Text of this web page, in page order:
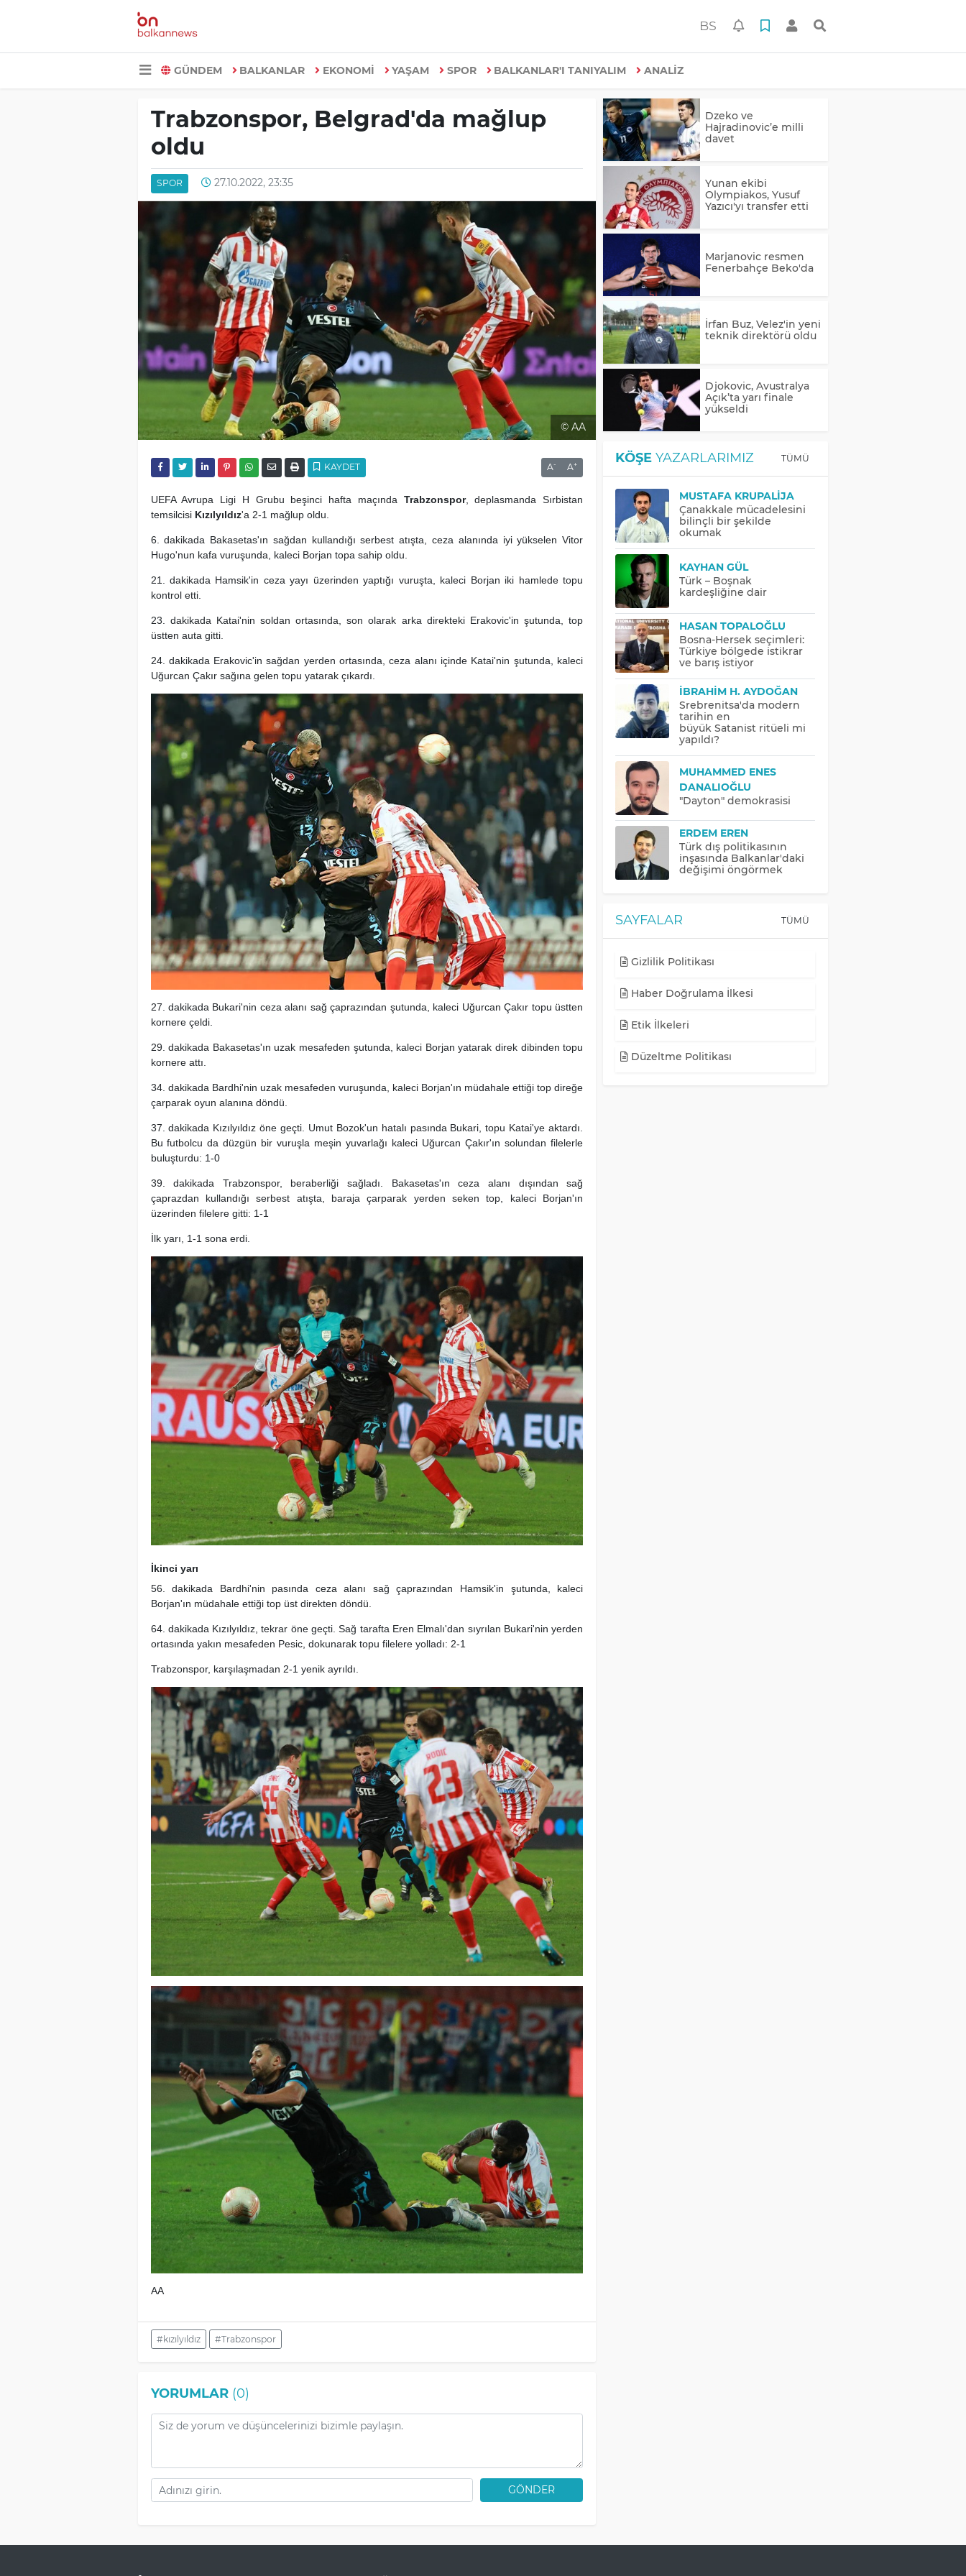
BS
GÜNDEM BALKANLAR EKONOMİ YAŞAM SPOR BALKANLAR'I TANIYALIM ANALİZ
Trabzonspor, Belgrad'da mağlup
oldu
SPOR 27.10.2022, 23:35
© AA
KAYDET A- A+
UEFA Avrupa Ligi H Grubu beşinci hafta maçında Trabzonspor, deplasmanda Sırbistan
temsilcisi Kızılyıldız'a 2-1 mağlup oldu.
6. dakikada Bakasetas'ın sağdan kullandığı serbest atışta, ceza alanında iyi yükselen Vitor
Hugo'nun kafa vuruşunda, kaleci Borjan topa sahip oldu.
21. dakikada Hamsik'in ceza yayı üzerinden yaptığı vuruşta, kaleci Borjan iki hamlede topu
kontrol etti.
23. dakikada Katai'nin soldan ortasında, son olarak arka direkteki Erakovic'in şutunda, top
üstten auta gitti.
24. dakikada Erakovic'in sağdan yerden ortasında, ceza alanı içinde Katai'nin şutunda, kaleci
Uğurcan Çakır sağına gelen topu yatarak çıkardı.
27. dakikada Bukari'nin ceza alanı sağ çaprazından şutunda, kaleci Uğurcan Çakır topu üstten
kornere çeldi.
29. dakikada Bakasetas'ın uzak mesafeden şutunda, kaleci Borjan yatarak direk dibinden topu
kornere attı.
34. dakikada Bardhi'nin uzak mesafeden vuruşunda, kaleci Borjan'ın müdahale ettiği top direğe
çarparak oyun alanına döndü.
37. dakikada Kızılyıldız öne geçti. Umut Bozok'un hatalı pasında Bukari, topu Katai'ye aktardı.
Bu futbolcu da düzgün bir vuruşla meşin yuvarlağı kaleci Uğurcan Çakır'ın solundan filelerle
buluşturdu: 1-0
39. dakikada Trabzonspor, beraberliği sağladı. Bakasetas'ın ceza alanı dışından sağ
çaprazdan kullandığı serbest atışta, baraja çarparak yerden seken top, kaleci Borjan'ın
üzerinden filelere gitti: 1-1
İlk yarı, 1-1 sona erdi.
İkinci yarı
56. dakikada Bardhi'nin pasında ceza alanı sağ çaprazından Hamsik'in şutunda, kaleci
Borjan'ın müdahale ettiği top üst direkten döndü.
64. dakikada Kızılyıldız, tekrar öne geçti. Sağ tarafta Eren Elmalı'dan sıyrılan Bukari'nin yerden
ortasında yakın mesafeden Pesic, dokunarak topu filelere yolladı: 2-1
Trabzonspor, karşılaşmadan 2-1 yenik ayrıldı.
AA
#kızılyıldız #Trabzonspor
YORUMLAR(0)
GÖNDER
Dzeko ve
Hajradinovic’e milli
davet
Yunan ekibi
Olympiakos, Yusuf
Yazıcı'yı transfer etti
Marjanovic resmen
Fenerbahçe Beko'da
İrfan Buz, Velez'in yeni
teknik direktörü oldu
Djokovic, Avustralya
Açık’ta yarı finale
yükseldi
KÖŞE YAZARLARIMIZ TÜMÜ
MUSTAFA KRUPALIJA
Çanakkale mücadelesini
bilinçli bir şekilde
okumak
KAYHAN GÜL
Türk – Boşnak
kardeşliğine dair
HASAN TOPALOĞLU
Bosna-Hersek seçimleri:
Türkiye bölgede istikrar
ve barış istiyor
İBRAHIM H. AYDOĞAN
Srebrenitsa'da modern
tarihin en
büyük Satanist ritüeli mi
yapıldı?
MUHAMMED ENES
DANALIOĞLU
"Dayton" demokrasisi
ERDEM EREN
Türk dış politikasının
inşasında Balkanlar'daki
değişimi öngörmek
SAYFALAR TÜMÜ
Gizlilik Politikası
Haber Doğrulama İlkesi
Etik İlkeleri
Düzeltme Politikası